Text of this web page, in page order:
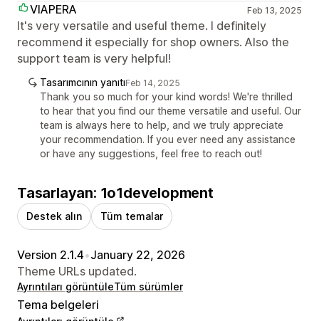
VIAPERA
Feb 13, 2025
It's very versatile and useful theme. I definitely
recommend it especially for shop owners. Also the
support team is very helpful!
Tasarımcının yanıtıFeb 14, 2025
Thank you so much for your kind words! We're thrilled
to hear that you find our theme versatile and useful. Our
team is always here to help, and we truly appreciate
your recommendation. If you ever need any assistance
or have any suggestions, feel free to reach out!
Tasarlayan: 1o1development
Destek alın Tüm temalar
Version 2.1.4•January 22, 2026
Theme URLs updated.
Ayrıntıları görüntüleTüm sürümler
Tema belgeleri